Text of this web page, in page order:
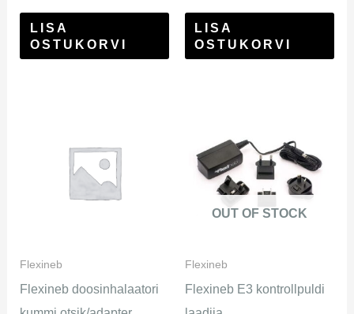
LISA
OSTUKORVI
LISA
OSTUKORVI
Flexineb
Flexineb doosinhalaatori
OUT OF STOCK
Flexineb
Flexineb E3 kontrollpuldi